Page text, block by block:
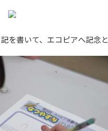
を書いて、エコピアへ記念